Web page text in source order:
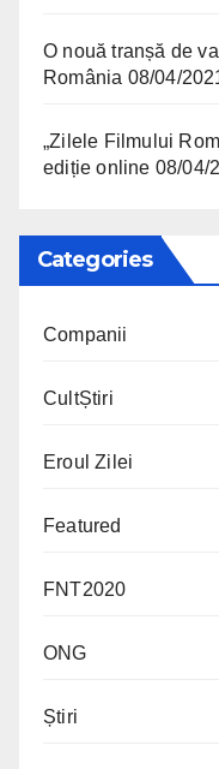
O nouă tranșă de
România 08/04/
„Zilele Filmului
ediție online 08/04/
Categories
Companii
CultȘtiri
Eroul Zilei
Featured
FNT2020
ONG
Știri